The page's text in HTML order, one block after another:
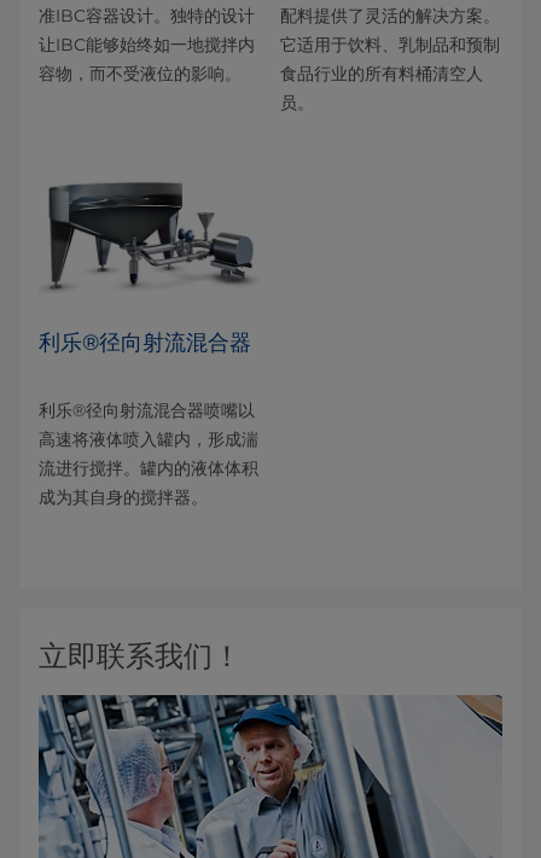
准IBC容器设计。独特的设计
让IBC能够始终如一地搅拌内
容物，而不受液位的影响。
配料提供了灵活的解决方案。
它适用于饮料、乳制品和预制
食品行业的所有料桶清空人
员。
利乐®径向射流混合器
利乐®径向射流混合器喷嘴以
高速将液体喷入罐内，形成湍
流进行搅拌。罐内的液体体积
成为其自身的搅拌器。
立即联系我们！